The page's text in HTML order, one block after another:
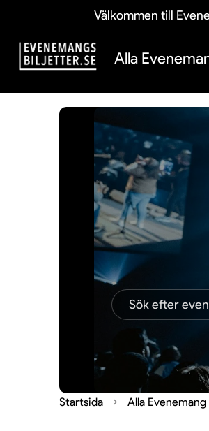
Välkommen till
Alla
Startsida Alla Evenemang